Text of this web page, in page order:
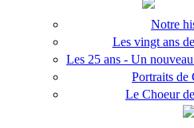
Notre
Les vingt ans
Les 25 ans - Un
Portraits de
Le Choeur